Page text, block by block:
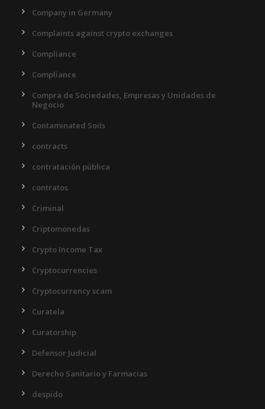
Company in Germany
Complaints against crypto exchanges
Compliance
Compliance
Compra de Sociedades, Empresas y Unidades de
Negocio
Contaminated Soils
contracts
contratación pública
contratos
Criminal
Criptomonedas
Crypto Income Tax
Cryptocurrencies
Cryptocurrency scam
Curatela
Curatorship
Defensor Judicial
Derecho Sanitario y Farmacias
despido